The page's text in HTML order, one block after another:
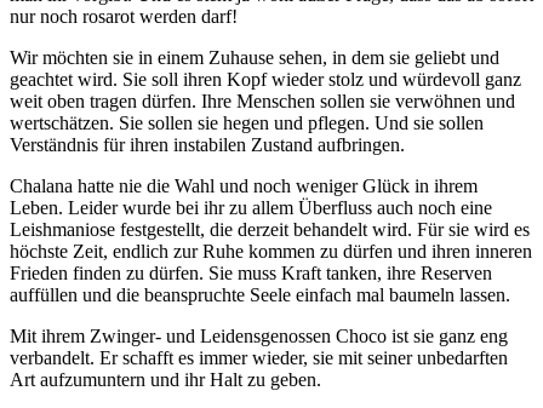
nur noch rosarot werden darf!
Wir möchten sie in einem Zuhause sehen, in dem sie geliebt und
geachtet wird. Sie soll ihren Kopf wieder stolz und würdevoll ganz
weit oben tragen dürfen. Ihre Menschen sollen sie verwöhnen und
wertschätzen. Sie sollen sie hegen und pflegen. Und sie sollen
Verständnis für ihren instabilen Zustand aufbringen.
Chalana hatte nie die Wahl und noch weniger Glück in ihrem
Leben. Leider wurde bei ihr zu allem Überfluss auch noch eine
Leishmaniose festgestellt, die derzeit behandelt wird. Für sie wird es
höchste Zeit, endlich zur Ruhe kommen zu dürfen und ihren inneren
Frieden finden zu dürfen. Sie muss Kraft tanken, ihre Reserven
auffüllen und die beanspruchte Seele einfach mal baumeln lassen.
Mit ihrem Zwinger- und Leidensgenossen Choco ist sie ganz eng
verbandelt. Er schafft es immer wieder, sie mit seiner unbedarften
Art aufzumuntern und ihr Halt zu geben.